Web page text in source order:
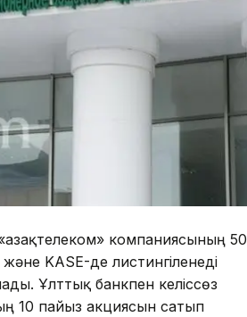
компаниясының 50
KASE-де листингіленеді
Ұлттық банкпен келіссөз
10 пайыз акциясын сатып